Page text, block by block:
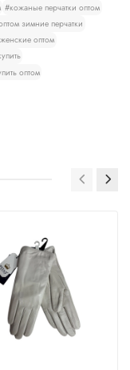
#кожаные перчатки оптом
зимние перчатки
оптом
оптом